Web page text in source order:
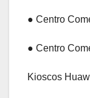
● Centro
● Centro
Kioscos